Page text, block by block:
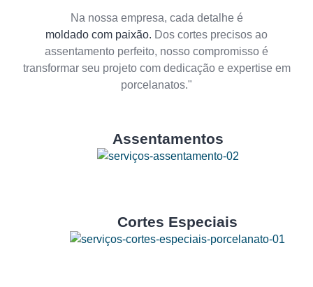
Na nossa empresa, cada detalhe é
moldado com paixão. Dos cortes precisos ao
assentamento perfeito, nosso compromisso é
transformar seu projeto com dedicação e expertise em
porcelanatos."
Assentamentos
Cortes Especiais